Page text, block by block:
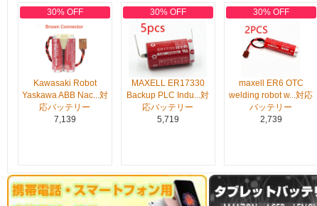
30% OFF
Kawasaki Robot
Yaskawa ABB Nac...対
応バッテリー
7,139
30% OFF
MAXELL ER17330
Backup PLC Indu...対
応バッテリー
5,719
30% OFF
maxell ER6 OTC
welding robot w...対応
バッテリー
2,739